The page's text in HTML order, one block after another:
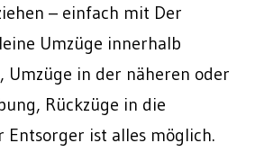
– einfach mit Der
Umzüge innerhalb
Umzüge in der näheren oder
Rückzüge in die
ist alles möglich.